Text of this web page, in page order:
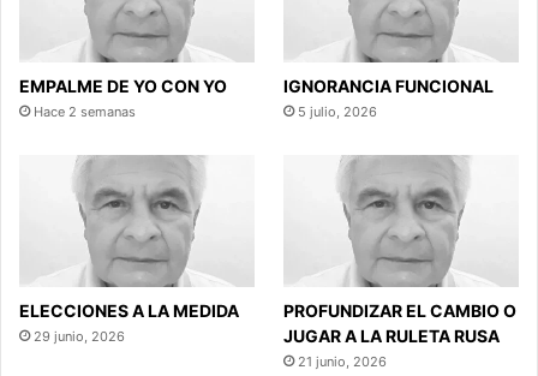
EMPALME DE YO CON YO
Hace 2 semanas
IGNORANCIA FUNCIONAL
5 julio, 2026
ELECCIONES A LA MEDIDA
29 junio, 2026
PROFUNDIZAR EL CAMBIO O
JUGAR A LA RULETA RUSA
21 junio, 2026